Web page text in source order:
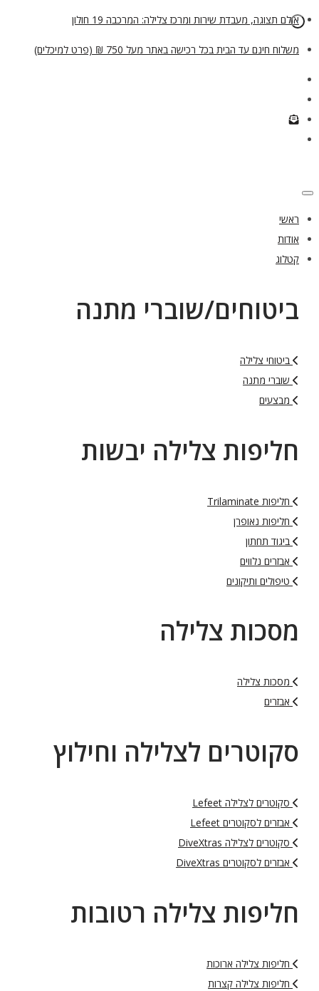
אולם תצוגה, מעבדת שירות ומרכז צלילה: המרכבה 19 חולון
משלוח חינם עד הבית בכל רכישה באתר מעל 750 ₪ (פרט למיכלים)
ראשי
אודות
קטלוג
ביטוחים/שוברי מתנה
ביטוחי צלילה
שוברי מתנה
מבצעים
חליפות צלילה יבשות
חליפות Trilaminate
חליפות נאופרן
ביגוד תחתון
אבזרים נלווים
טיפולים ותיקונים
מסכות צלילה
מסכות צלילה
אבזרים
סקוטרים לצלילה וחילוץ
סקוטרים לצלילה Lefeet
אבזרים לסקוטרים Lefeet
סקוטרים לצלילה DiveXtras
אבזרים לסקוטרים DiveXtras
חליפות צלילה רטובות
חליפות צלילה ארוכות
חליפות צלילה קצרות